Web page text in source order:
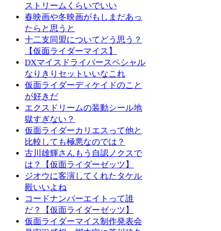
ストリームくらいでいい
春映画や冬映画がもしまだあっ
たらと思うと
十二支同盟についてどう思う？
【仮面ライダーマイス】
DXマイスドライバースペシャル
なりきりセットいいなこれ
仮面ライダーディケイドのこと
が好きだ
エクスドリームの装動シール地
獄すぎない？
仮面ライダーカリエスって他と
比較しても極悪なのでは？
古川雄輝さんもう自認ノクスで
は？【仮面ライダーゼッツ】
ジオウに客演してくれたタケル
殿いいよね
コードナンバーエイトって誰
だ？【仮面ライダーゼッツ】
仮面ライダーマイス制作発表会